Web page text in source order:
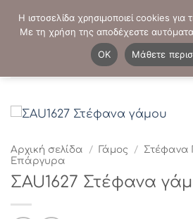
στο
ΤΗΛΕΦΩΝΙΚΕΣ ΠΑΡΑΓΓΕΛΙΕΣ:
Αρχική σελίδα / Γάμος / Στέφανα
Επάργυρα
ΣAU1627 Στέφανα
Η ιστοσελίδα χρησιμοποιεί cookies για
Με τη χρήση της αποδέχεστε
OK
Μάθετε